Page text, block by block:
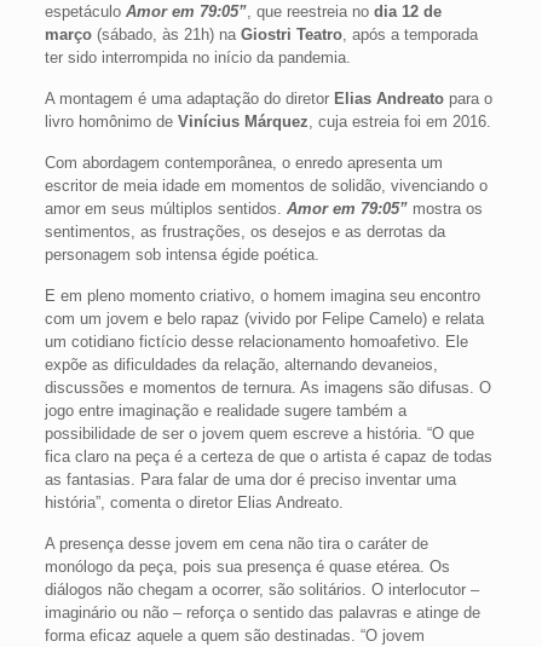
espetáculo Amor em 79:05”, que reestreia no dia 12 de
março(sábado, às 21h) na Giostri Teatro, após a temporada
ter sido interrompida no início da pandemia.
A montagem é uma adaptação do diretor Elias Andreatopara o
livro homônimo de Vinícius Márquez, cuja estreia foi em 2016.
Com abordagem contemporânea, o enredo apresenta um
escritor de meia idade em momentos de solidão, vivenciando o
amor em seus múltiplos sentidos. Amor em 79:05”mostra os
sentimentos, as frustrações, os desejos e as derrotas da
personagem sob intensa égide poética.
E em pleno momento criativo, o homem imagina seu encontro
com um jovem e belo rapaz (vivido por Felipe Camelo) e relata
um cotidiano fictício desse relacionamento homoafetivo. Ele
expõe as dificuldades da relação, alternando devaneios,
discussões e momentos de ternura. As imagens são difusas. O
jogo entre imaginação e realidade sugere também a
possibilidade de ser o jovem quem escreve a história. “O que
fica claro na peça é a certeza de que o artista é capaz de todas
as fantasias. Para falar de uma dor é preciso inventar uma
história”, comenta o diretor Elias Andreato.
A presença desse jovem em cena não tira o caráter de
monólogo da peça, pois sua presença é quase etérea. Os
diálogos não chegam a ocorrer, são solitários. O interlocutor –
imaginário ou não – reforça o sentido das palavras e atinge de
forma eficaz aquele a quem são destinadas. “O jovem